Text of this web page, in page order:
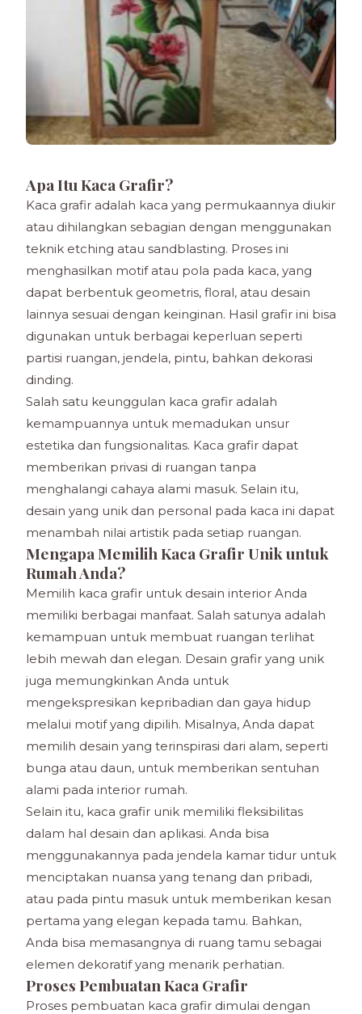
Apa Itu Kaca Grafir?
Kaca grafir adalah kaca yang permukaannya diukir
atau dihilangkan sebagian dengan menggunakan
teknik etching atau sandblasting. Proses ini
menghasilkan motif atau pola pada kaca, yang
dapat berbentuk geometris, floral, atau desain
lainnya sesuai dengan keinginan. Hasil grafir ini bisa
digunakan untuk berbagai keperluan seperti
partisi ruangan, jendela, pintu, bahkan dekorasi
dinding.
Salah satu keunggulan kaca grafir adalah
kemampuannya untuk memadukan unsur
estetika dan fungsionalitas. Kaca grafir dapat
memberikan privasi di ruangan tanpa
menghalangi cahaya alami masuk. Selain itu,
desain yang unik dan personal pada kaca ini dapat
menambah nilai artistik pada setiap ruangan.
Mengapa Memilih Kaca Grafir Unik untuk
Rumah Anda?
Memilih kaca grafir untuk desain interior Anda
memiliki berbagai manfaat. Salah satunya adalah
kemampuan untuk membuat ruangan terlihat
lebih mewah dan elegan. Desain grafir yang unik
juga memungkinkan Anda untuk
mengekspresikan kepribadian dan gaya hidup
melalui motif yang dipilih. Misalnya, Anda dapat
memilih desain yang terinspirasi dari alam, seperti
bunga atau daun, untuk memberikan sentuhan
alami pada interior rumah.
Selain itu, kaca grafir unik memiliki fleksibilitas
dalam hal desain dan aplikasi. Anda bisa
menggunakannya pada jendela kamar tidur untuk
menciptakan nuansa yang tenang dan pribadi,
atau pada pintu masuk untuk memberikan kesan
pertama yang elegan kepada tamu. Bahkan,
Anda bisa memasangnya di ruang tamu sebagai
elemen dekoratif yang menarik perhatian.
Proses Pembuatan Kaca Grafir
Proses pembuatan kaca grafir dimulai dengan